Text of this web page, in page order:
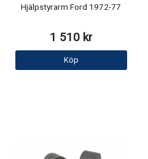
Hjälpstyrarm Ford 1972-77
1 510 kr
Köp